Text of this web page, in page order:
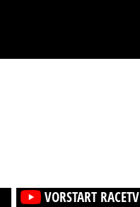
VORSTART RACETV